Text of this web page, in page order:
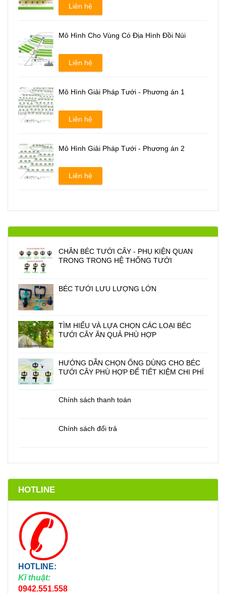
Liên hệ
Mô Hình Cho Vùng Có Địa Hình Đồi Núi
Liên hệ
Mô Hình Giải Pháp Tưới - Phương án 1
Liên hệ
Mô Hình Giải Pháp Tưới - Phương án 2
Liên hệ
CHÂN BÉC TƯỚI CÂY - PHỤ KIỆN QUAN
TRONG TRONG HỆ THỐNG TƯỚI
BÉC TƯỚI LƯU LƯỢNG LỚN
TÌM HIỂU VÀ LỰA CHỌN CÁC LOẠI BÉC
TƯỚI CÂY ĂN QUẢ PHÙ HỢP
HƯỚNG DẪN CHỌN ỐNG DÙNG CHO BÉC
TƯỚI CÂY PHÙ HỢP ĐỂ TIẾT KIỆM CHI PHÍ
Chính sách thanh toán
Chính sách đổi trả
HOTLINE
HOTLINE:
Kĩ thuật:
0942.551.558